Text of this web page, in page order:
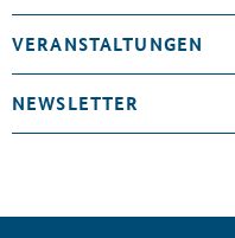
VERANSTALTUNGEN
NEWSLETTER